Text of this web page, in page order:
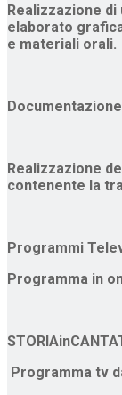
Realizzazione di
elaborato
e materiali orali.
Realizzazione
contenente la
Programmi
Programma in
Programma tv